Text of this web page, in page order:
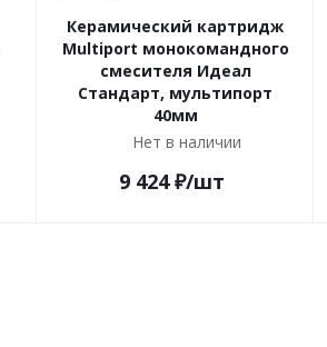
Керамический картридж
Multiport монокомандного
смесителя Идеал
Стандарт, мультипорт
40мм
Нет в наличии
9 424₽/шт